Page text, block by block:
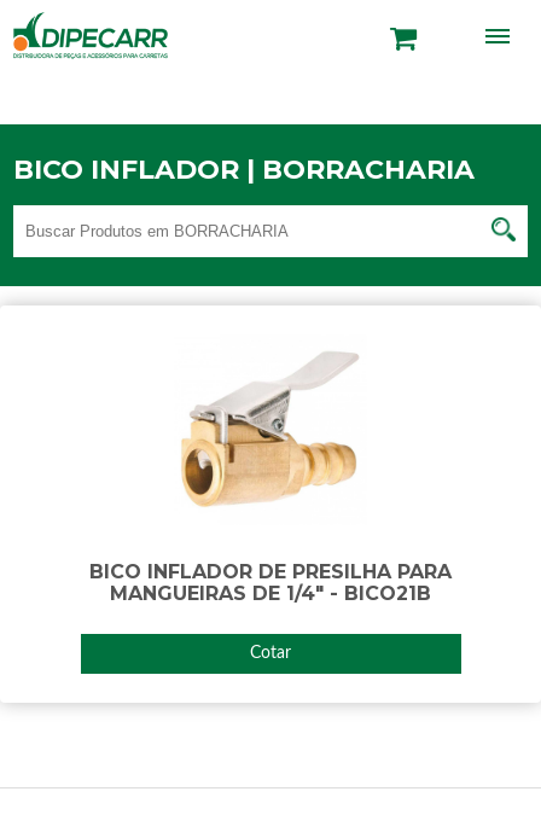
BICO INFLADOR | BORRACHARIA
BICO INFLADOR DE PRESILHA PARA
MANGUEIRAS DE 1/4" - BICO21B
Cotar